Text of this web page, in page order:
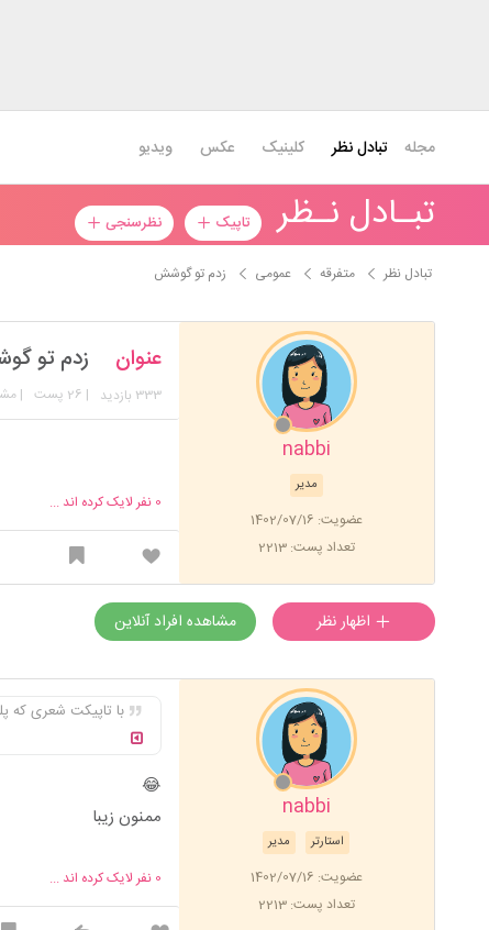
مجله تبادل نظر کلینیک عکس ویدیو
تبـادل نـظر تاپیک نظرسنجی
تبادل نظر متفرقه عمومی زدم تو گوشش
nabbi
مدیر
عضویت: 1402/07/16
تعداد پست: 2213
عنوان زدم تو
| 333 بازدید | 26 پست
احتمالا باید بزنم تو
حالا که تا اینجا
0 نفر لایک کرده اند ...
مشاهده افراد آنلاین
nabbi
مدیر استارتر
عضویت: 1402/07/16
تعداد پست: 2213
با تاپیکت شعری که
😂
ممنون زیبا
0 نفر لایک کرده اند ...